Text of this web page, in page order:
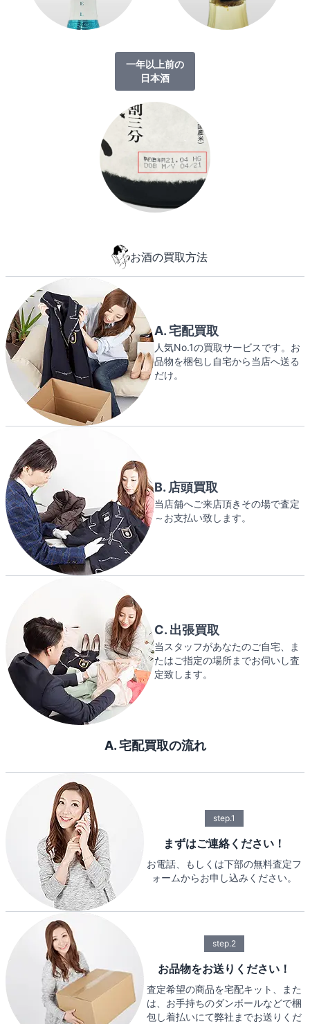
一年以上前の
日本酒
お酒の買取方法
A. 宅配買取
人気No.1の買取サービスです。お
品物を梱包し自宅から当店へ送る
だけ。
B. 店頭買取
当店舗へご来店頂きその場で査定
～お支払い致します。
C. 出張買取
当スタッフがあなたのご自宅、ま
たはご指定の場所までお伺いし査
定致します。
A. 宅配買取の流れ
step.1
まずはご連絡ください！
お電話、もしくは下部の無料査定フ
ォームからお申し込みください。
step.2
お品物をお送りください！
査定希望の商品を宅配キット、また
は、お手持ちのダンボールなどで梱
包し着払いにて弊社までお送りくだ